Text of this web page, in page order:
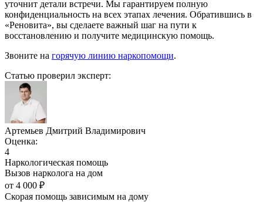
уточнит детали встречи. Мы гарантируем полную
конфиденциальность на всех этапах лечения. Обратившись в
«Реновита», вы сделаете важный шаг на пути к
восстановлению и получите медицинскую помощь.
Звоните на горячую линию наркопомощи.
Статью проверил эксперт:
Артемьев Дмитрий Владимирович
Оценка:
4
Наркологическая помощь
Вызов нарколога на дом
от 4 000 ₽
Скорая помощь зависимым на дому